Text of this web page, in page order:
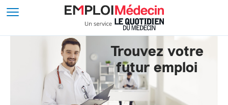
Trouvez votre
futur emploi